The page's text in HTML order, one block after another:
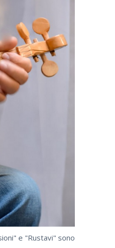
e "Rustavi" sono